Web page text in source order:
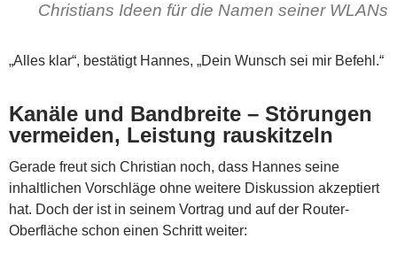
Christians Ideen für die Namen seiner WLANs
„Alles klar“, bestätigt Hannes, „Dein Wunsch sei mir Befehl.“
Kanäle und Bandbreite – Störungen
vermeiden, Leistung rauskitzeln
Gerade freut sich Christian noch, dass Hannes seine
inhaltlichen Vorschläge ohne weitere Diskussion akzeptiert
hat. Doch der ist in seinem Vortrag und auf der Router-
Oberfläche schon einen Schritt weiter: